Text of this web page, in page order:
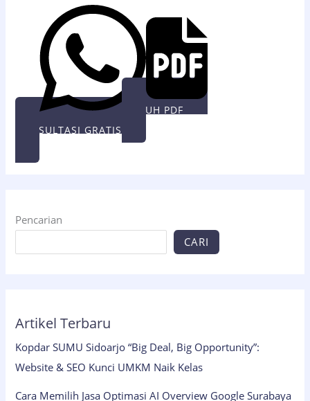
KONSULTASI GRATIS
UNDUH PDF
Pencarian
CARI
Artikel Terbaru
Kopdar SUMU Sidoarjo “Big Deal, Big Opportunity”:
Website & SEO Kunci UMKM Naik Kelas
Cara Memilih Jasa Optimasi AI Overview Google Surabaya